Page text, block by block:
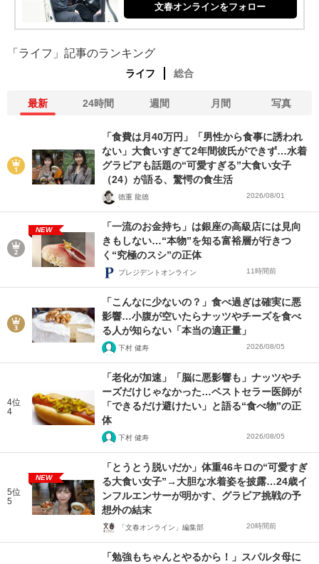
文春オンラインをフォロー
「ライフ」記事のランキング
ライフ 総合
最新 24時間 週間 月間 写真
「食費は月40万円」「男性から食事に誘われ
ない」大食いすぎて2年間彼氏ができず…水着
グラビアも話題の“可愛すぎる”大食い女子
（24）が語る、驚愕の食生活
徳重 龍徳 2026/08/01
NEW
「一流のお金持ち」は銀座の高級店には見向
きもしない…“本物”を知る富裕層が行きつ
く“究極のスシ”の正体
プレジデントオンライン 11時間前
「こんなに少ないの？」食べ過ぎは確実に悪
影響…小腹が空いたらナッツやチーズを食べ
る人が知らない「本当の適正量」
下村 健寿 2026/08/05
4位
4
「老化が加速」「脳に悪影響も」ナッツやチ
ーズだけじゃなかった…ベストセラー医師が
「できるだけ避けたい」と語る“食べ物”の正
体
下村 健寿 2026/08/05
5位
5
NEW
「とうとう脱いだか」体重46キロの“可愛すぎ
る大食い女子”→大胆な水着姿を披露…24歳イ
ンフルエンサーが明かす、グラビア挑戦の予
想外の結末
「文春オンライン」編集部 20時間前
「勉強もちゃんとやるから！」スパルタ母に